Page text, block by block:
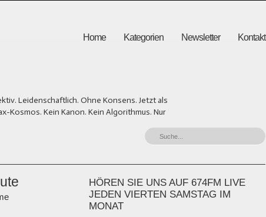
Home Kategorien Newsletter Kontakt
Leidenschaftlich. Ohne Konsens. Jetzt als
Kosmos. Kein Kanon. Kein Algorithmus. Nur
HÖREN SIE UNS AUF 674FM LIVE
JEDEN VIERTEN SAMSTAG IM
MONAT